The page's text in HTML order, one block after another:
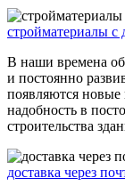
стройматериалы с
В наши времена
и постоянно
появляются новые
надобность в
строительства
доставка через